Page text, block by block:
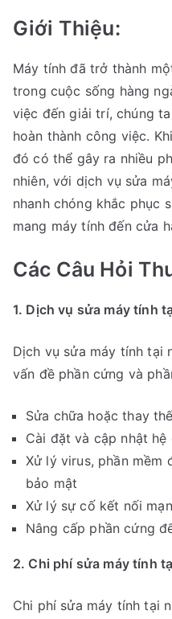
Giới Thiệu:
Máy tính đã trở thành
trong cuộc sống hàng
việc đến giải trí, chúng
hoàn thành công việc.
đó có thể gây ra nhiều
nhiên, với dịch vụ sửa
nhanh chóng khắc phục
mang máy tính đến cửa
Các Câu Hỏi
1. Dịch vụ sửa máy tính
Dịch vụ sửa máy tính tại
vấn đề phần cứng và
Sửa chữa hoặc thay
Cài đặt và cập nhật hệ
Xử lý virus, phần mềm
bảo mật
Xử lý sự cố kết nối
Nâng cấp phần cứng
2. Chi phí sửa máy tính
Chi phí sửa máy tính tại